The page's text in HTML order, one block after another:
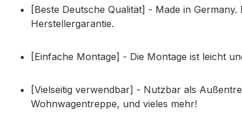
[Beste Deutsche Qualität] - Made in
Herstellergarantie.
[Einfache Montage] - Die Montage ist leicht
[Vielseitig verwendbar] - Nutzbar als
Wohnwagentreppe, und vieles mehr!